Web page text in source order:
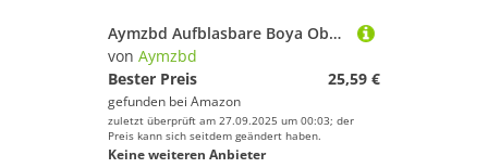
Aymzbd Aufblasbare Boya Oberflächenmarkerversorgungen für Hochvissibilitätsteam Tauch Signalrohr für Outdoor Sportarten, Rot
von Aymzbd
Bester Preis
25,59 €
gefunden bei Amazon
zuletzt überprüft am 27.09.2025 um 00:03; der
Preis kann sich seitdem geändert haben.
Keine weiteren Anbieter